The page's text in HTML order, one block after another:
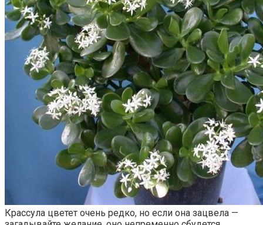
Крассула цветет очень редко, но если она зацвела —